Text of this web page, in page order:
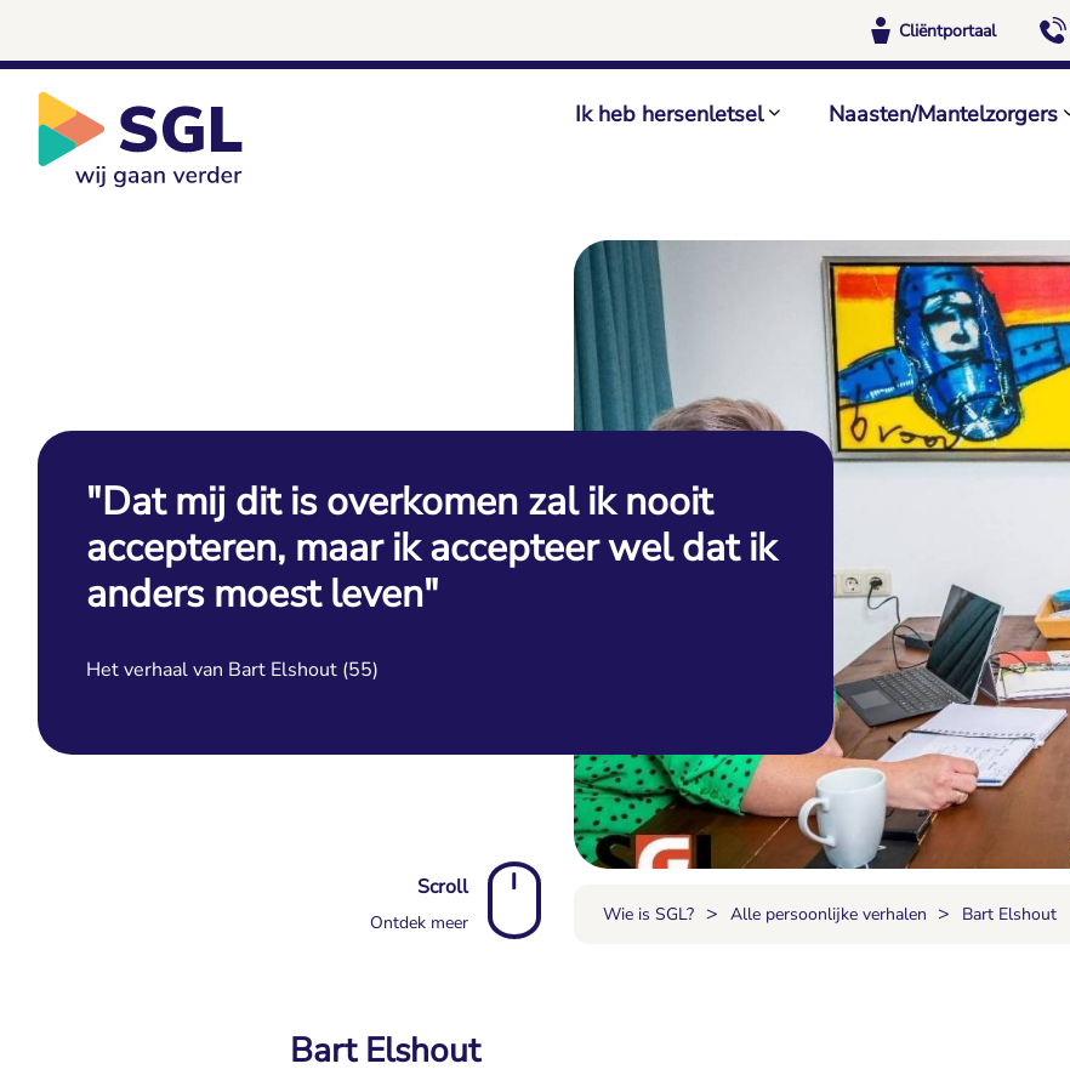
Cliëntportaal
Ik heb hersenletsel Naasten/Mantelzorgers
Scroll
Ontdek meer
"Dat mij dit is overkomen zal ik nooit
accepteren, maar ik accepteer wel dat ik
anders moest leven"
Het verhaal van Bart Elshout (55)
Wie is SGL? > Alle persoonlijke verhalen > Bart Elshout
Bart Elshout